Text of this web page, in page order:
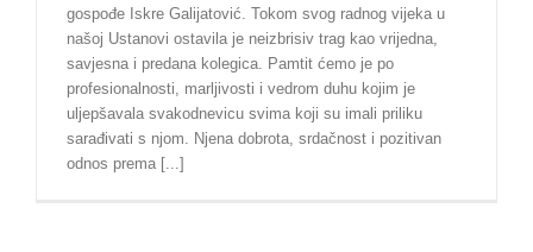
gospođe Iskre Galijatović. Tokom svog radnog vijeka u
našoj Ustanovi ostavila je neizbrisiv trag kao vrijedna,
savjesna i predana kolegica. Pamtit ćemo je po
profesionalnosti, marljivosti i vedrom duhu kojim je
uljepšavala svakodnevicu svima koji su imali priliku
sarađivati s njom. Njena dobrota, srdačnost i pozitivan
odnos prema [...]